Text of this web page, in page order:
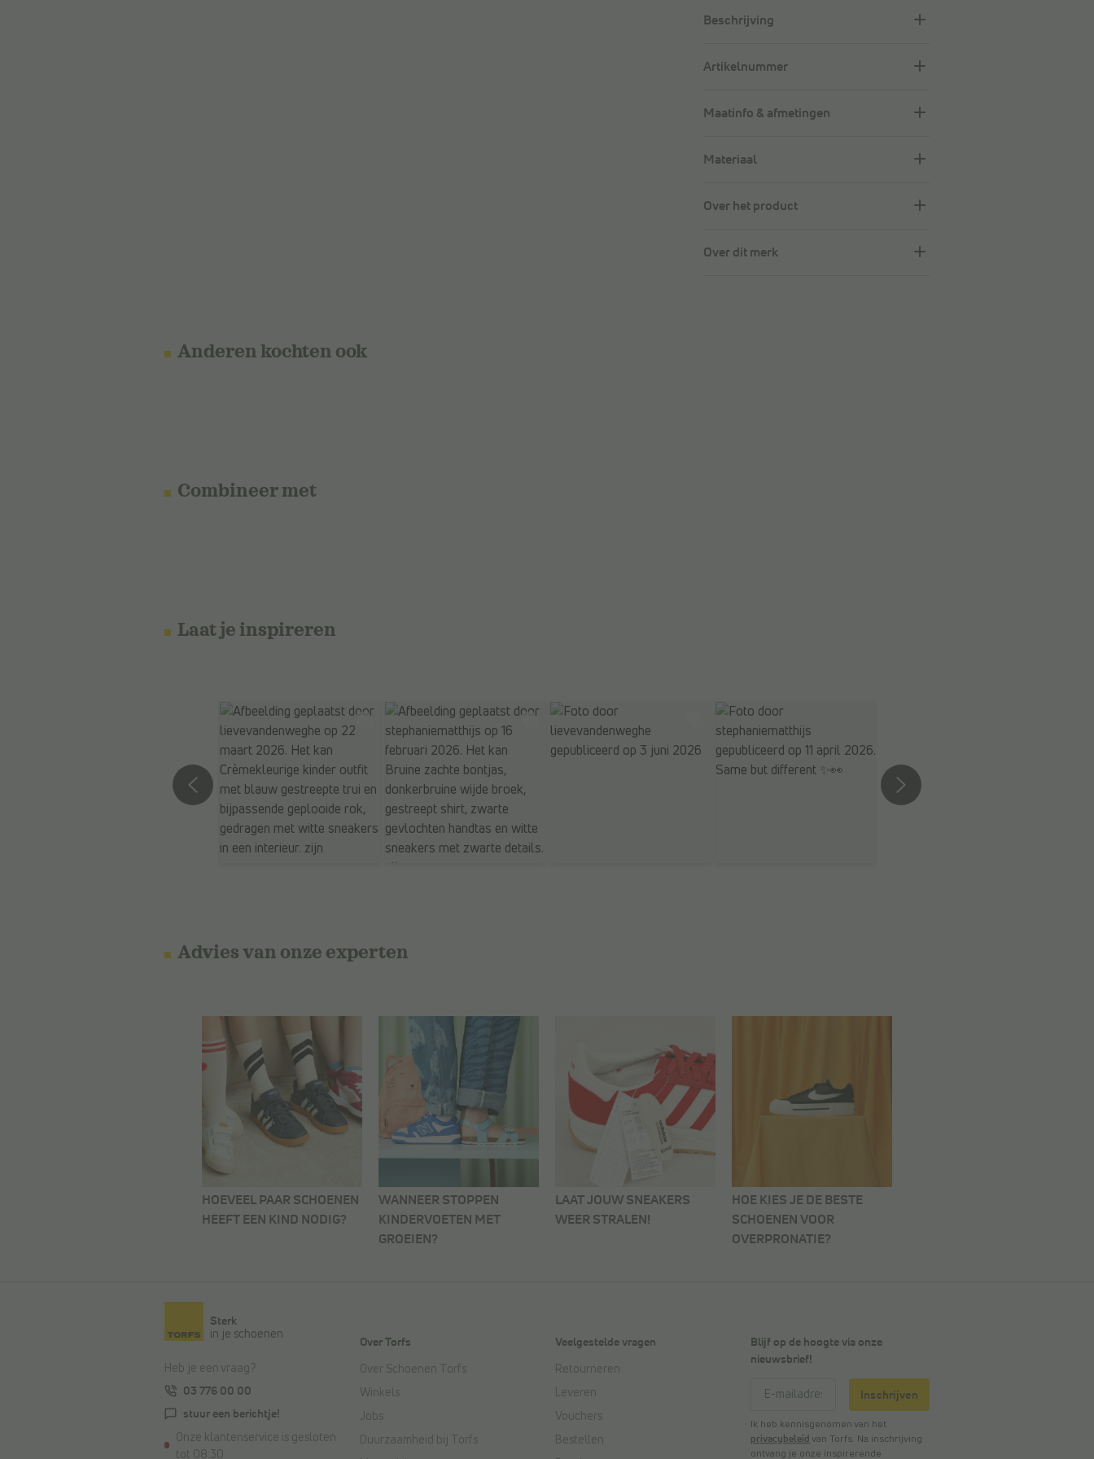
Beschrijving
Artikelnummer
Maatinfo & afmetingen
Materiaal
Over het product
Over dit merk
Anderen kochten ook
Combineer met
Laat je inspireren
Advies van onze experten
HOEVEEL PAAR SCHOENEN
HEEFT EEN KIND NODIG?
WANNEER STOPPEN
KINDERVOETEN MET
GROEIEN?
LAAT JOUW SNEAKERS
WEER STRALEN!
HOE KIES JE DE BESTE
SCHOENEN VOOR
OVERPRONATIE?
Sterk
in je schoenen
Heb je een vraag?
03 776 00 00
stuur een berichtje!
Onze klantenservice is gesloten
tot 08:30
Over Torfs
Over Schoenen Torfs
Winkels
Jobs
Duurzaamheid bij Torfs
Veelgestelde vragen
Retourneren
Leveren
Vouchers
Bestellen
Blijf op de hoogte via onze
nieuwsbrief!
Inschrijven
Ik heb kennisgenomen van het
privacybeleid van Torfs. Na inschrijving
ontvang je onze inspirerende